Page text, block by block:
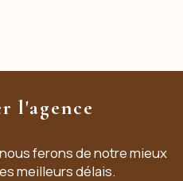
l'agence
ferons de notre mieux
meilleurs délais.